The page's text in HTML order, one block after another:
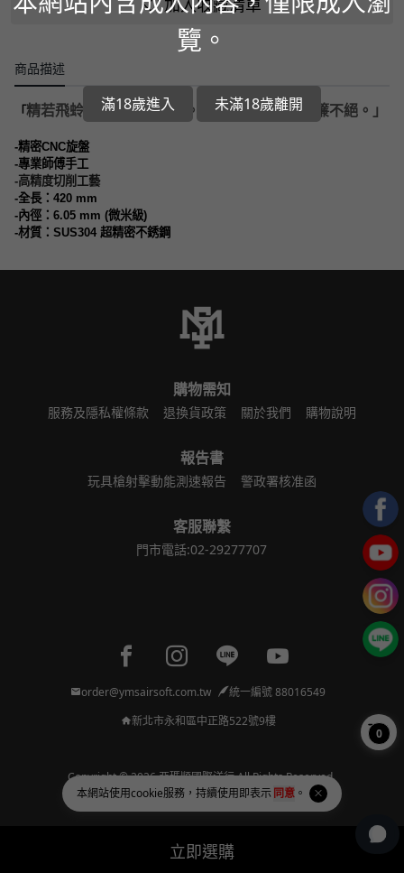
本網站使用cookie服務，持續使用即表示同意 。
立即選購
加入收藏清單
商品描述
「 精若飛蛉駐腳，化不知分。密如利刃過水，延簾不絕。」
-精密CNC旋盤
-專業師傅手工
-高精度切削工藝
-全長： 420 mm
-內徑： 6.05 mm (微米級)
-材質： SUS304 超精密不銹鋼
購物需知
服務及隱私權條款 退換貨政策 關於我們 購物說明
報告書
玩具槍射擊動能測速報告 警政署核准函
客服聯繫
門市電話:02-29277707
Facebook page
Instagram page
Line pageYoutube page
order@ymsairsoft.com.tw
統一編號 88016549
新北市永和區中正路522號9樓
Copyright © 2026 亞瑪順國際洋行 All Rights Reserved.
Powered byBVSHOP.
0
覽。
滿18歲進入 未滿18歲離開